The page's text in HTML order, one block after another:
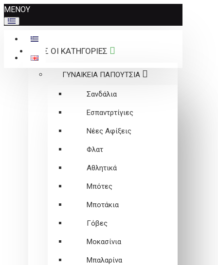
Σημείωση:
Αυτός
ο
ιστότοπος
περιλαμβάνει
ΜΕΝΟΥ
ΟΛΕΣ ΟΙ ΚΑΤΗΓΟΡΙΕΣ
ΓΥΝΑΙΚΕΙΑ ΠΑΠΟΥΤΣΙΑ
Σανδάλια
Εσπαντρτίγιες
Νέες Αφίξεις
Φλατ
Αθλητικά
Μπότες
Μποτάκια
Γόβες
Μοκασίνια
Μπαλαρίνα